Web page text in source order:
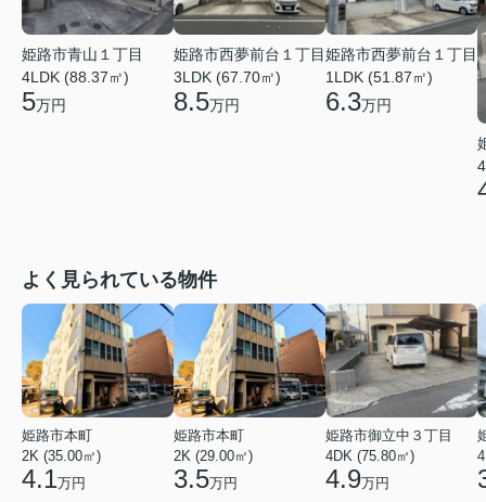
姫路市青山１丁目
4LDK (88.37㎡)
5万円
姫路市西夢前台１丁目
3LDK (67.70㎡)
8.5万円
姫路市西夢前台１丁目
1LDK (51.87㎡)
6.3万円
よく見られている物件
姫路市本町
2K (35.00㎡)
4.1万円
姫路市本町
2K (29.00㎡)
3.5万円
姫路市御立中３丁目
4DK (75.80㎡)
4.9万円